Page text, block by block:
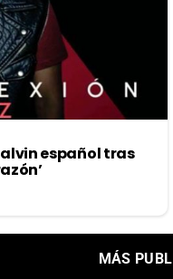
español tras
MÁS